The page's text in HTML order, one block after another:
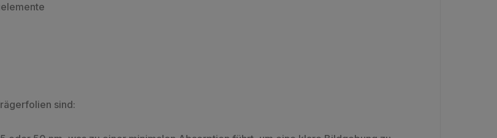
sind: